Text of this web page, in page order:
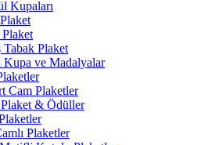
Kupaları
Tabak Plaket
Kupa ve Madalyalar
Cam Plaketler
& Ödüller
Plaketler